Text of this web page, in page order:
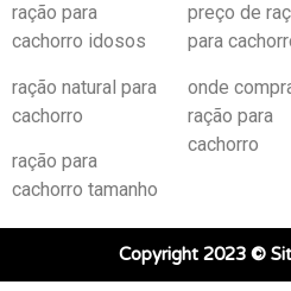
ração para
cachorro idosos
ração natural para
cachorro
ração para
cachorro tamanho
preço de
para
onde
ração para
cachorro
Copyright 2023 ©